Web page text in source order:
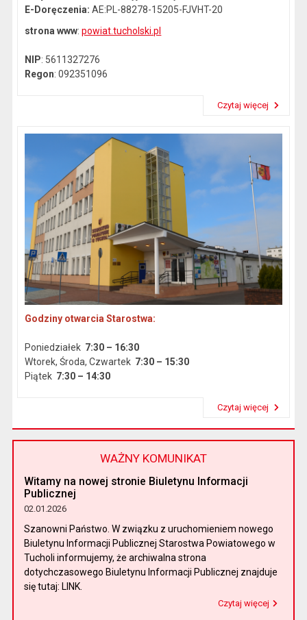
E-Doręczenia:AE:PL-88278-15205-FJVHT-20
strona www:powiat.tucholski.pl
NIP: 5611327276
Regon: 092351096
Czytaj więcej
Godziny otwarcia Starostwa:
Poniedziałek 7:30 – 16:30
Wtorek, Środa, Czwartek 7:30 – 15:30
Piątek 7:30 – 14:30
Czytaj więcej
WAŻNY KOMUNIKAT
Witamy na nowej stronie Biuletynu Informacji
Publicznej
02.01.2026
Szanowni Państwo. W związku z uruchomieniem nowego
Biuletynu Informacji Publicznej Starostwa Powiatowego w
Tucholi informujemy, że archiwalna strona
dotychczasowego Biuletynu Informacji Publicznej znajduje
się tutaj: LINK.
Czytaj więcej